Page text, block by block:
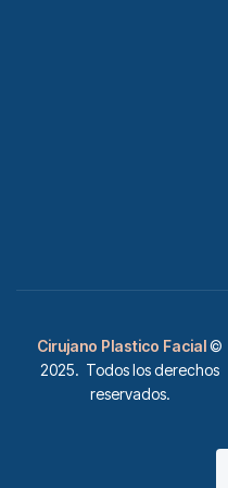
Cirujano Plastico Facial©
2025. Todos los derechos
reservados.